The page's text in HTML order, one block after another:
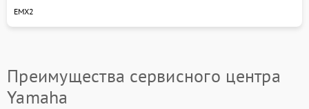
EMX2
Преимущества сервисного центра
Yamaha